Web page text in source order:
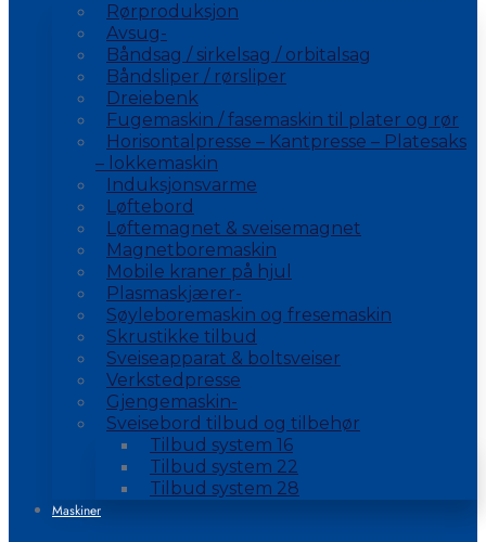
Rørproduksjon
Avsug-
Båndsag / sirkelsag / orbitalsag
Båndsliper / rørsliper
Dreiebenk
Fugemaskin / fasemaskin til plater og rør
Horisontalpresse – Kantpresse – Platesaks
– lokkemaskin
Induksjonsvarme
Løftebord
Løftemagnet & sveisemagnet
Magnetboremaskin
Mobile kraner på hjul
Plasmaskjærer-
Søyleboremaskin og fresemaskin
Skrustikke tilbud
Sveiseapparat & boltsveiser
Verkstedpresse
Gjengemaskin-
Sveisebord tilbud og tilbehør
Tilbud system 16
Tilbud system 22
Tilbud system 28
Maskiner